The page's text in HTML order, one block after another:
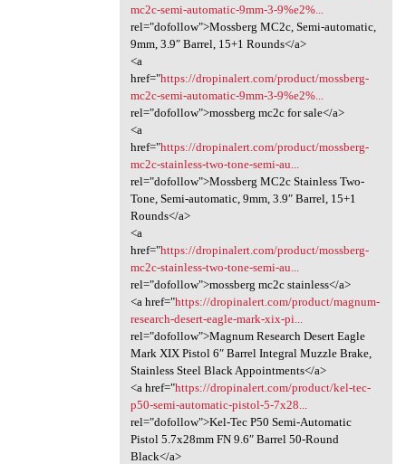
mc2c-semi-automatic-9mm-3-9%e2%...
rel="dofollow">Mossberg MC2c, Semi-automatic,
9mm, 3.9″ Barrel, 15+1 Rounds</a>
<a
href="https://dropinalert.com/product/mossberg-
mc2c-semi-automatic-9mm-3-9%e2%...
rel="dofollow">mossberg mc2c for sale</a>
<a
href="https://dropinalert.com/product/mossberg-
mc2c-stainless-two-tone-semi-au...
rel="dofollow">Mossberg MC2c Stainless Two-
Tone, Semi-automatic, 9mm, 3.9″ Barrel, 15+1
Rounds</a>
<a
href="https://dropinalert.com/product/mossberg-
mc2c-stainless-two-tone-semi-au...
rel="dofollow">mossberg mc2c stainless</a>
<a href="https://dropinalert.com/product/magnum-
research-desert-eagle-mark-xix-pi...
rel="dofollow">Magnum Research Desert Eagle
Mark XIX Pistol 6″ Barrel Integral Muzzle Brake,
Stainless Steel Black Appointments</a>
<a href="https://dropinalert.com/product/kel-tec-
p50-semi-automatic-pistol-5-7x28...
rel="dofollow">Kel-Tec P50 Semi-Automatic
Pistol 5.7x28mm FN 9.6″ Barrel 50-Round
Black</a>